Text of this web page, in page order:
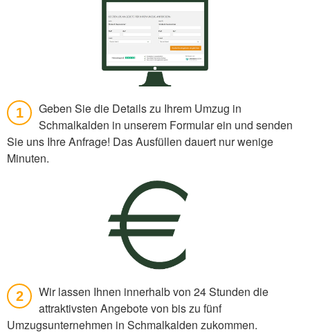
1
Geben Sie die Details zu Ihrem Umzug in
Schmalkalden in unserem Formular ein und senden
Sie uns Ihre Anfrage! Das Ausfüllen dauert nur wenige
Minuten.
2
Wir lassen Ihnen innerhalb von 24 Stunden die
attraktivsten Angebote von bis zu fünf
Umzugsunternehmen in Schmalkalden zukommen.